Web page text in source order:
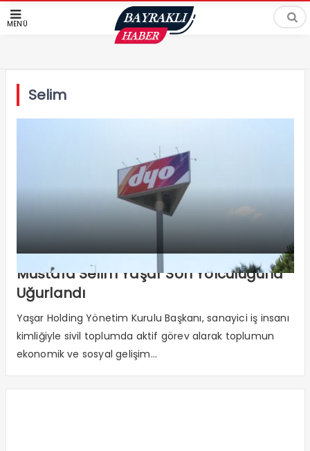
MENÜ
Selim
Mustafa Selim Yaşar Son Yolculuğuna
Uğurlandı
Yaşar Holding Yönetim Kurulu Başkanı, sanayici iş insanı
kimliğiyle sivil toplumda aktif görev alarak toplumun
ekonomik ve sosyal gelişim...